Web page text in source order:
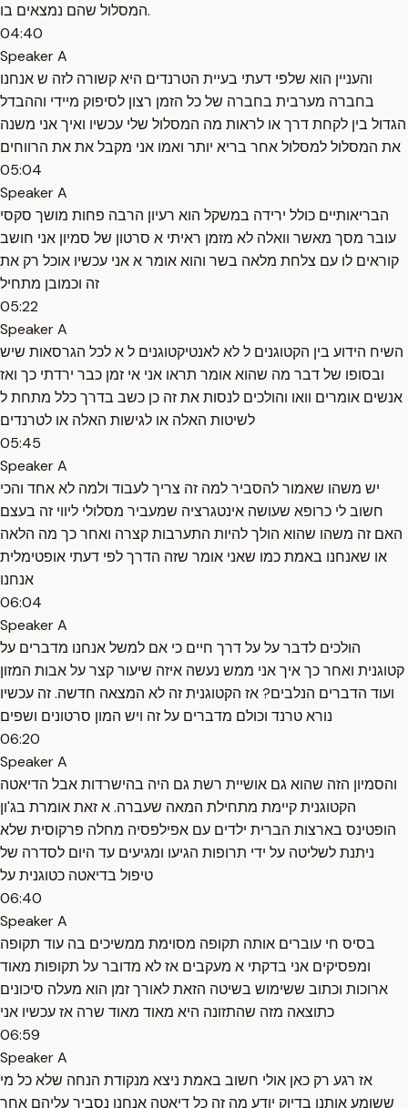
המסלול שהם נמצאים בו.
04:40
Speaker A
והעניין הוא שלפי דעתי בעיית הטרנדים היא קשורה לזה ש אנחנו
בחברה מערבית בחברה של כל הזמן רצון לסיפוק מיידי וההבדל
הגדול בין לקחת דרך או לראות מה המסלול שלי עכשיו ואיך אני משנה
את המסלול למסלול אחר בריא יותר ואמו אני מקבל את את הרווחים
05:04
Speaker A
הבריאותיים כולל ירידה במשקל הוא רעיון הרבה פחות מושך סקסי
עובר מסך מאשר וואלה לא מזמן ראיתי א סרטון של סמיון אני חושב
קוראים לו עם צלחת מלאה בשר והוא אומר א אני עכשיו אוכל רק את
זה וכמובן מתחיל
05:22
Speaker A
השיח הידוע בין הקטוגנים ל לא לאנטיקטוגנים ל א לכל הגרסאות שיש
ובסופו של דבר מה שהוא אומר תראו אני אי זמן כבר ירדתי כך ואז
אנשים אומרים וואו והולכים לנסות את זה כן כשב בדרך כלל מתחת ל
לשיטות האלה או לגישות האלה או לטרנדים
05:45
Speaker A
יש משהו שאמור להסביר למה זה צריך לעבוד ולמה לא אחד והכי
חשוב לי כרופא שעושה אינטגרציה שמעביר מסלולי ליווי זה בעצם
האם זה משהו שהוא הולך להיות התערבות קצרה ואחר כך מה הלאה
או שאנחנו באמת כמו שאני אומר שזה הדרך לפי דעתי אופטימלית
אנחנו
06:04
Speaker A
הולכים לדבר על על דרך חיים כי אם למשל אנחנו מדברים על
קטוגנית ואחר כך איך אני ממש נעשה איזה שיעור קצר על אבות המזון
ועוד הדברים הנלבים? אז הקטוגנית זה לא המצאה חדשה. זה עכשיו
נורא טרנד וכולם מדברים על זה ויש המון סרטונים ושפים
06:20
Speaker A
והסמיון הזה שהוא גם אושיית רשת גם היה בהישרדות אבל הדיאטה
הקטוגנית קיימת מתחילת המאה שעברה. א זאת אומרת בג'ון
הופטינס בארצות הברית ילדים עם אפילפסיה מחלה פרקוסית שלא
ניתנת לשליטה על ידי תרופות הגיעו ומגיעים עד היום לסדרה של
טיפול בדיאטה כטוגנית על
06:40
Speaker A
בסיס חי עוברים אותה תקופה מסוימת ממשיכים בה עוד תקופה
ומפסיקים אני בדקתי א מעקבים אז לא מדובר על תקופות מאוד
ארוכות וכתוב ששימוש בשיטה הזאת לאורך זמן הוא מעלה סיכונים
כתוצאה מזה שהתזונה היא מאוד מאוד שרה אז עכשיו אני
06:59
Speaker A
אז רגע רק כאן אולי חשוב באמת ניצא מנקודת הנחה שלא כל מי
ששומע אותנו בדיוק יודע מה זה כל דיאטה אנחנו נסביר עליהם אחר